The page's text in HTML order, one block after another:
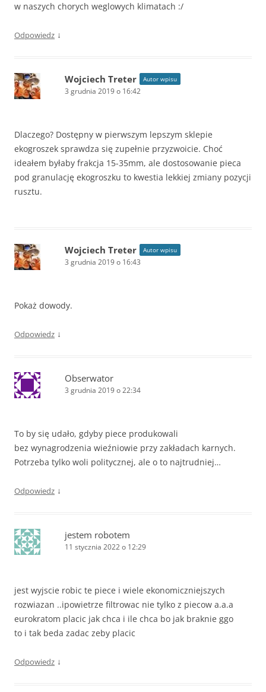
w naszych chorych weglowych klimatach :/
Odpowiedz ↓
Wojciech Treter Autor wpisu
3 grudnia 2019 o 16:42
Dlaczego? Dostępny w pierwszym lepszym sklepie
ekogroszek sprawdza się zupełnie przyzwoicie. Choć
ideałem byłaby frakcja 15-35mm, ale dostosowanie pieca
pod granulację ekogroszku to kwestia lekkiej zmiany pozycji
rusztu.
Wojciech Treter Autor wpisu
3 grudnia 2019 o 16:43
Pokaż dowody.
Odpowiedz ↓
Obserwator
3 grudnia 2019 o 22:34
To by się udało, gdyby piece produkowali
bez wynagrodzenia wieźniowie przy zakładach karnych.
Potrzeba tylko woli politycznej, ale o to najtrudniej…
Odpowiedz ↓
jestem robotem
11 stycznia 2022 o 12:29
jest wyjscie robic te piece i wiele ekonomiczniejszych
rozwiazan ..ipowietrze filtrowac nie tylko z piecow a.a.a
eurokratom placic jak chca i ile chca bo jak braknie ggo
to i tak beda zadac zeby placic
Odpowiedz ↓